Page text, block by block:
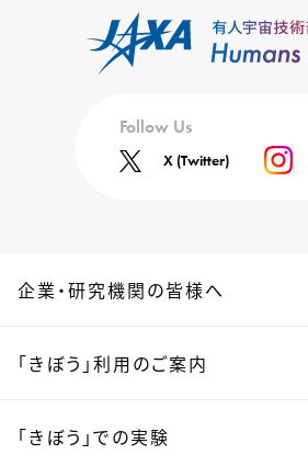
Follow Us
X (Twitter)
企業・研究機関の皆様へ
「きぼう」利用のご案内
「きぼう」での実験